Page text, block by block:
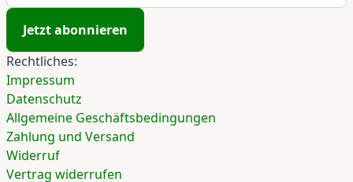
Jetzt abonnieren
Rechtliches:
Impressum
Datenschutz
Allgemeine Geschäftsbedingungen
Zahlung und Versand
Widerruf
Vertrag widerrufen